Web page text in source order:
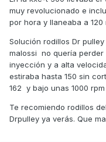
muy revolucionado e
por hora y llaneaba a 120
Solución rodillos Dr
malossi no quería
inyección y a alta
estiraba hasta 150 sin
162 y bajo unas 1000 rpm
Te recomiendo rodillos
Drpulley ya verás. Que